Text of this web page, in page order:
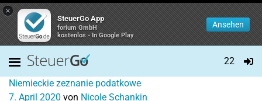
×
SteuerGo App
forium GmbH
kostenlos - In Google Play
Ansehen
22
Niemieckie zeznanie podatkowe
7. April 2020 von Nicole Schankin